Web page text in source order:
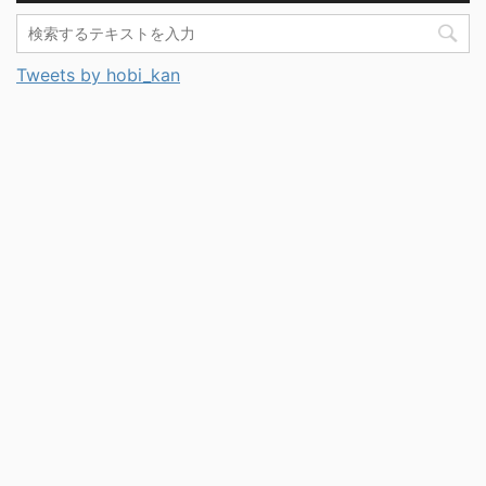
Tweets by hobi_kan